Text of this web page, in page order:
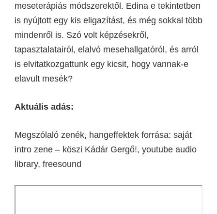
meseterápiás módszerektől. Edina e tekintetben
is nyújtott egy kis eligazítást, és még sokkal több
mindenről is. Szó volt képzésekről,
tapasztalatairól, elalvó mesehallgatóról, és arról
is elvitatkozgattunk egy kicsit, hogy vannak-e
elavult mesék?
Aktuális adás:
Megszólaló zenék, hangeffektek forrása: saját
intro zene – köszi Kádár Gergő!, youtube audio
library, freesound